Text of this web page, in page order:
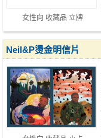
女性向 收藏品 立牌
Neil&P燙金明信片